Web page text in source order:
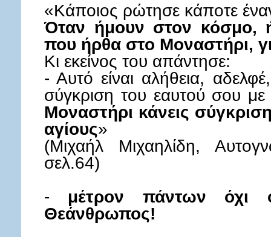
«Κάποιος ρώτησε κάποτε
Όταν ήμουν στον κόσμο,
που ήρθα στο Μοναστήρι,
Κι εκείνος του απάντησε:
- Αυτό είναι αλήθεια,
σύγκριση του εαυτού σου
Μοναστήρι κάνεις
αγίους»
(Μιχαήλ Μιχαηλίδη,
σελ.64)
- μέτρον πάντων
Θεάνθρωπος!